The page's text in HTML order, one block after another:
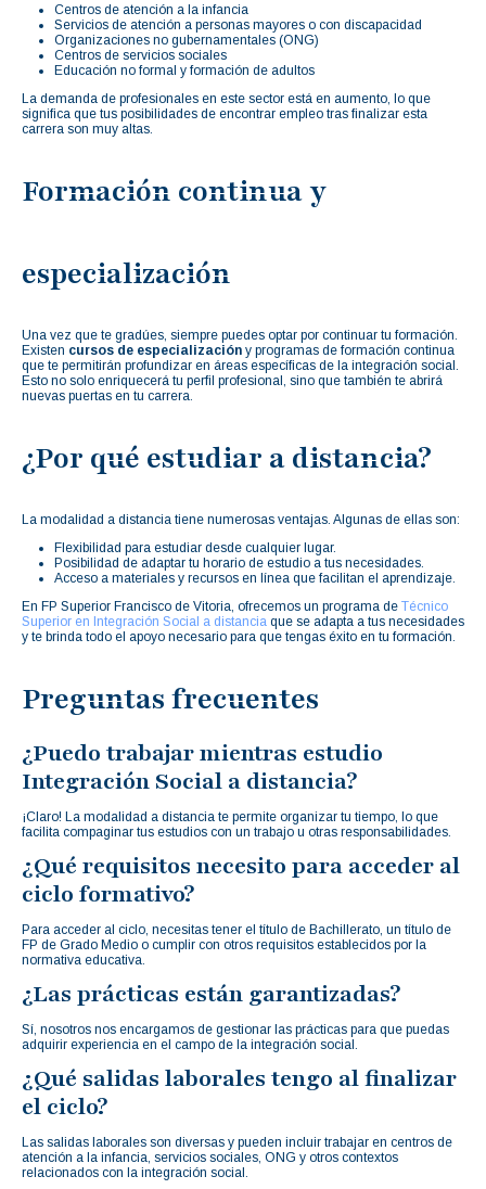
Centros de atención a la infancia
Servicios de atención a personas mayores o con discapacidad
Organizaciones no gubernamentales (ONG)
Centros de servicios sociales
Educación no formal y formación de adultos
La demanda de profesionales en este sector está en aumento, lo que
significa que tus posibilidades de encontrar empleo tras finalizar esta
carrera son muy altas.
Formación continua y
especialización
Una vez que te gradúes, siempre puedes optar por continuar tu formación.
Existen cursos de especialización y programas de formación continua
que te permitirán profundizar en áreas específicas de la integración social.
Esto no solo enriquecerá tu perfil profesional, sino que también te abrirá
nuevas puertas en tu carrera.
¿Por qué estudiar a distancia?
La modalidad a distancia tiene numerosas ventajas. Algunas de ellas son:
Flexibilidad para estudiar desde cualquier lugar.
Posibilidad de adaptar tu horario de estudio a tus necesidades.
Acceso a materiales y recursos en línea que facilitan el aprendizaje.
En FP Superior Francisco de Vitoria, ofrecemos un programa de Técnico
Superior en Integración Social a distancia que se adapta a tus necesidades
y te brinda todo el apoyo necesario para que tengas éxito en tu formación.
Preguntas frecuentes
¿Puedo trabajar mientras estudio
Integración Social a distancia?
¡Claro! La modalidad a distancia te permite organizar tu tiempo, lo que
facilita compaginar tus estudios con un trabajo u otras responsabilidades.
¿Qué requisitos necesito para acceder al
ciclo formativo?
Para acceder al ciclo, necesitas tener el título de Bachillerato, un título de
FP de Grado Medio o cumplir con otros requisitos establecidos por la
normativa educativa.
¿Las prácticas están garantizadas?
Sí, nosotros nos encargamos de gestionar las prácticas para que puedas
adquirir experiencia en el campo de la integración social.
¿Qué salidas laborales tengo al finalizar
el ciclo?
Las salidas laborales son diversas y pueden incluir trabajar en centros de
atención a la infancia, servicios sociales, ONG y otros contextos
relacionados con la integración social.